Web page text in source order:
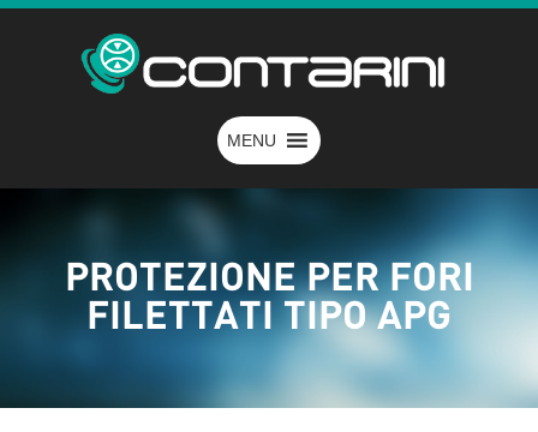
MENU
PROTEZIONE PER FORI
FILETTATI TIPO APG